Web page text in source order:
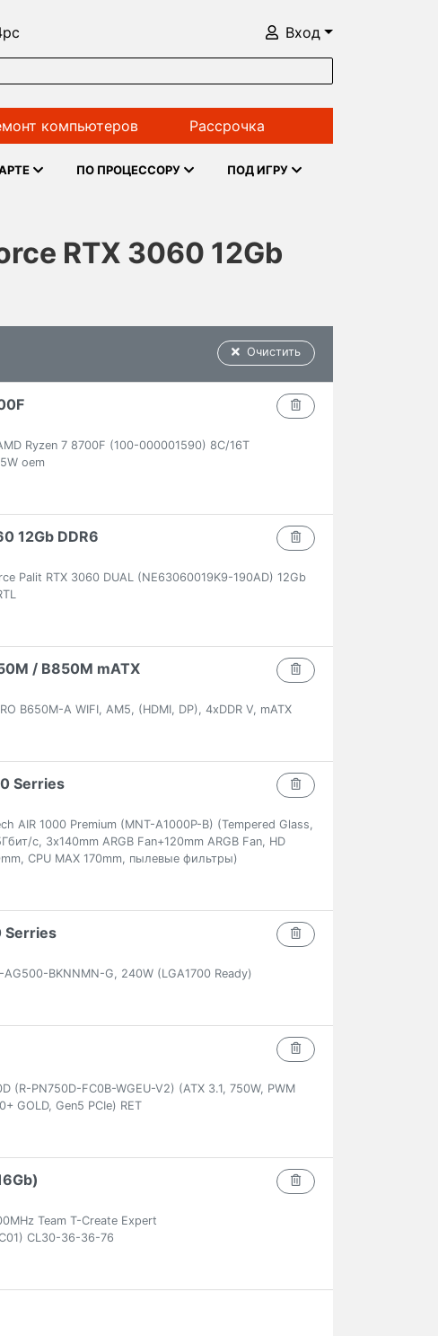
Вход
компьютеров Рассрочка
ПО ПРОЦЕССОРУ ПОД ИГРУ
RTX 3060 12Gb
Очистить
Ryzen 7 8700F (100-000001590) 8C/16T
oem
12Gb DDR6
Palit RTX 3060 DUAL (NE63060019K9-190AD) 12Gb
/ B850M mATX
B650M-A WIFI, AM5, (HDMI, DP), 4xDDR V, mATX
Serries
AIR 1000 Premium (MNT-A1000P-B) (Tempered Glass,
с, 3x140mm ARGB Fan+120mm ARGB Fan, HD
CPU MAX 170mm, пылевые фильтры)
Serries
AG500-BKNNMN-G, 240W (LGA1700 Ready)
(R-PN750D-FC0B-WGEU-V2) (ATX 3.1, 750W, PWM
GOLD, Gen5 PCIe) RET
Team T-Create Expert
CL30-36-36-76